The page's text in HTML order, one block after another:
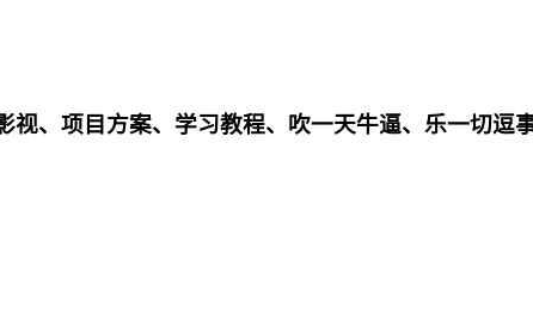
、项目方案、学习教程、吹一天牛逼、乐一切逗